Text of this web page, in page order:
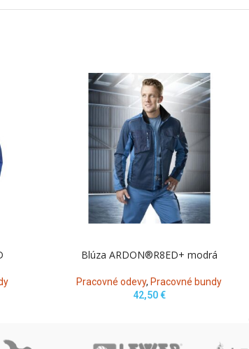
Blúza ARDON®R8ED+ modrá
Pracovné odevy, Pracovné bundy
42,50€